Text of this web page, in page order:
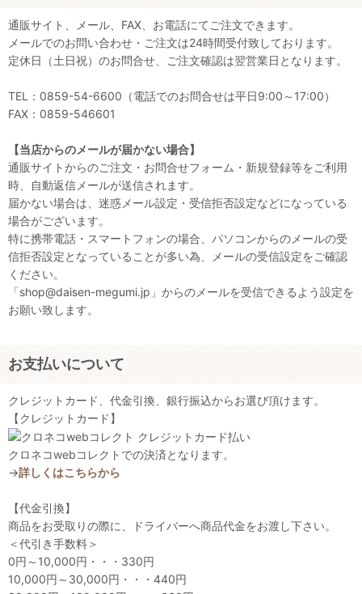
通販サイト、メール、FAX、お電話にてご注文できます。
メールでのお問い合わせ・ご注文は24時間受付致しております。
定休日（土日祝）のお問合せ、ご注文確認は翌営業日となります。
TEL：0859-54-6600（電話でのお問合せは平日9:00～17:00）
FAX：0859-546601
【当店からのメールが届かない場合】
通販サイトからのご注文・お問合せフォーム・新規登録等をご利用
時、自動返信メールが送信されます。
届かない場合は、迷惑メール設定・受信拒否設定などになっている
場合がございます。
特に携帯電話・スマートフォンの場合、パソコンからのメールの受
信拒否設定となっていることが多い為、メールの受信設定をご確認
ください。
「shop@daisen-megumi.jp」からのメールを受信できるよう設定を
お願い致します。
お支払いについて
クレジットカード、代金引換、銀行振込からお選び頂けます。
【クレジットカード】
クロネコwebコレクトでの決済となります。
→詳しくはこちらから
【代金引換】
商品をお受取りの際に、ドライバーへ商品代金をお渡し下さい。
＜代引き手数料＞
0円～10,000円・・・330円
10,000円～30,000円・・・440円